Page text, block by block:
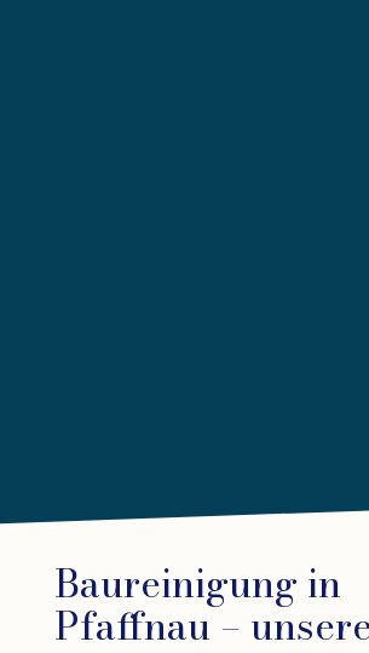
Baureinigung in
Pfaffnau –